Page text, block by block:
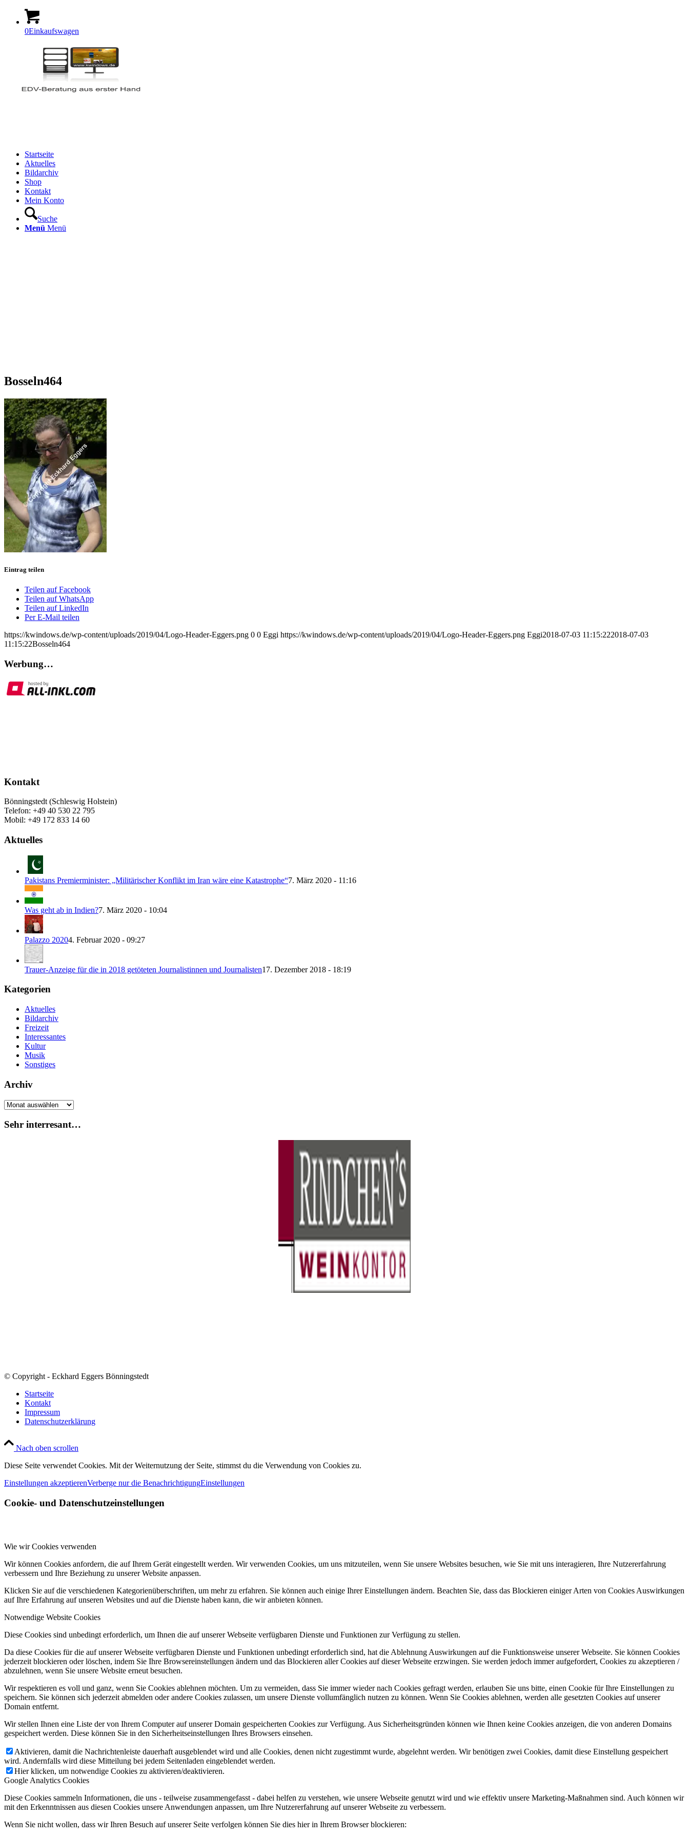
0Einkaufswagen
Startseite
Aktuelles
Bildarchiv
Shop
Kontakt
Mein Konto
Suche
Menü Menü
Bosseln464
Eintrag teilen
Teilen auf Facebook
Teilen auf WhatsApp
Teilen auf LinkedIn
Per E-Mail teilen
https://kwindows.de/wp-content/uploads/2019/04/Logo-Header-Eggers.png 0 0 Eggi https://kwindows.de/wp-content/uploads/2019/04/Logo-Header-Eggers.png Eggi2018-07-03 11:15:222018-07-03
11:15:22Bosseln464
Werbung…
Kontakt
Bönningstedt (Schleswig Holstein)
Telefon: +49 40 530 22 795
Mobil: +49 172 833 14 60
Aktuelles
Pakistans Premierminister: „Militärischer Konflikt im Iran wäre eine Katastrophe“7. März 2020 - 11:16
Was geht ab in Indien?7. März 2020 - 10:04
Palazzo 20204. Februar 2020 - 09:27
Trauer-Anzeige für die in 2018 getöteten Journalistinnen und Journalisten17. Dezember 2018 - 18:19
Kategorien
Aktuelles
Bildarchiv
Freizeit
Interessantes
Kultur
Musik
Sonstiges
Archiv
Archiv
Sehr interresant…
© Copyright - Eckhard Eggers Bönningstedt
Startseite
Kontakt
Impressum
Datenschutzerklärung
Nach oben scrollen
Diese Seite verwendet Cookies. Mit der Weiternutzung der Seite, stimmst du die Verwendung von Cookies zu.
Einstellungen akzeptierenVerberge nur die BenachrichtigungEinstellungen
Cookie- und Datenschutzeinstellungen
Wie wir Cookies verwenden
Wir können Cookies anfordern, die auf Ihrem Gerät eingestellt werden. Wir verwenden Cookies, um uns mitzuteilen, wenn Sie unsere Websites besuchen, wie Sie mit uns interagieren, Ihre Nutzererfahrung
verbessern und Ihre Beziehung zu unserer Website anpassen.
Klicken Sie auf die verschiedenen Kategorienüberschriften, um mehr zu erfahren. Sie können auch einige Ihrer Einstellungen ändern. Beachten Sie, dass das Blockieren einiger Arten von Cookies Auswirkungen
auf Ihre Erfahrung auf unseren Websites und auf die Dienste haben kann, die wir anbieten können.
Notwendige Website Cookies
Diese Cookies sind unbedingt erforderlich, um Ihnen die auf unserer Webseite verfügbaren Dienste und Funktionen zur Verfügung zu stellen.
Da diese Cookies für die auf unserer Webseite verfügbaren Dienste und Funktionen unbedingt erforderlich sind, hat die Ablehnung Auswirkungen auf die Funktionsweise unserer Webseite. Sie können Cookies
jederzeit blockieren oder löschen, indem Sie Ihre Browsereinstellungen ändern und das Blockieren aller Cookies auf dieser Webseite erzwingen. Sie werden jedoch immer aufgefordert, Cookies zu akzeptieren /
abzulehnen, wenn Sie unsere Website erneut besuchen.
Wir respektieren es voll und ganz, wenn Sie Cookies ablehnen möchten. Um zu vermeiden, dass Sie immer wieder nach Cookies gefragt werden, erlauben Sie uns bitte, einen Cookie für Ihre Einstellungen zu
speichern. Sie können sich jederzeit abmelden oder andere Cookies zulassen, um unsere Dienste vollumfänglich nutzen zu können. Wenn Sie Cookies ablehnen, werden alle gesetzten Cookies auf unserer
Domain entfernt.
Wir stellen Ihnen eine Liste der von Ihrem Computer auf unserer Domain gespeicherten Cookies zur Verfügung. Aus Sicherheitsgründen können wie Ihnen keine Cookies anzeigen, die von anderen Domains
gespeichert werden. Diese können Sie in den Sicherheitseinstellungen Ihres Browsers einsehen.
Aktivieren, damit die Nachrichtenleiste dauerhaft ausgeblendet wird und alle Cookies, denen nicht zugestimmt wurde, abgelehnt werden. Wir benötigen zwei Cookies, damit diese Einstellung gespeichert
wird. Andernfalls wird diese Mitteilung bei jedem Seitenladen eingeblendet werden.
Hier klicken, um notwendige Cookies zu aktivieren/deaktivieren.
Google Analytics Cookies
Diese Cookies sammeln Informationen, die uns - teilweise zusammengefasst - dabei helfen zu verstehen, wie unsere Webseite genutzt wird und wie effektiv unsere Marketing-Maßnahmen sind. Auch können wir
mit den Erkenntnissen aus diesen Cookies unsere Anwendungen anpassen, um Ihre Nutzererfahrung auf unserer Webseite zu verbessern.
Wenn Sie nicht wollen, dass wir Ihren Besuch auf unserer Seite verfolgen können Sie dies hier in Ihrem Browser blockieren: